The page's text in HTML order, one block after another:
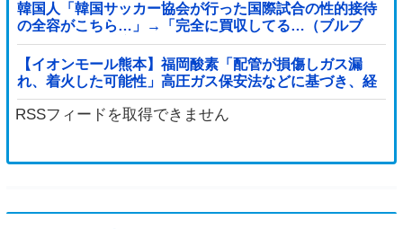
韓国人「韓国サッカー協会が行った国際試合の性的接待
の全容がこちら…」→「完全に買収してる…（ブルブ
ル」＝韓国の反応
【イオンモール熊本】福岡酸素「配管が損傷しガス漏
れ、着火した可能性」高圧ガス保安法などに基づき、経
産省に報告他
RSSフィードを取得できません